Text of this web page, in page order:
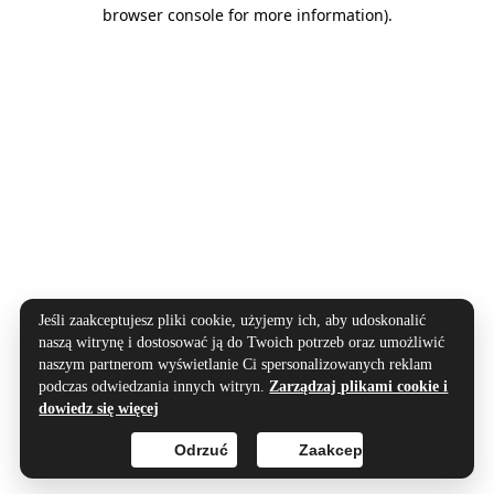
browser console for more information).
Jeśli zaakceptujesz pliki cookie, użyjemy ich, aby udoskonalić
naszą witrynę i dostosować ją do Twoich potrzeb oraz umożliwić
naszym partnerom wyświetlanie Ci spersonalizowanych reklam
podczas odwiedzania innych witryn.Zarządzaj plikami cookie i
dowiedz się więcej
Zaakceptuj
Odrzuć